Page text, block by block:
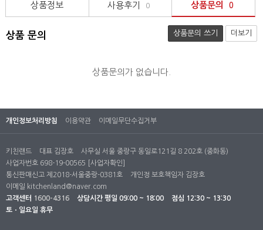
상품정보 사용후기 0 상품문의 0
상품 문의 상품문의 쓰기 더보기
상품문의가 없습니다.
개인정보처리방침 이용약관 이메일무단수집거부
키친랜드 대표 김장호
사무실 서울 중랑구 동일로121길 8 202호 (중화동)
사업자번호 698-19-00565
[사업자확인]
통신판매신고 제2018-서울중랑-0381호
개인정 보호책임자 김장호
이메일 kitchenland@naver.com
고객센터 1600-4316 상담시간 평일 09:00 ~ 18:00
점심 12:30 ~ 13:30
토ㆍ일요일 휴무